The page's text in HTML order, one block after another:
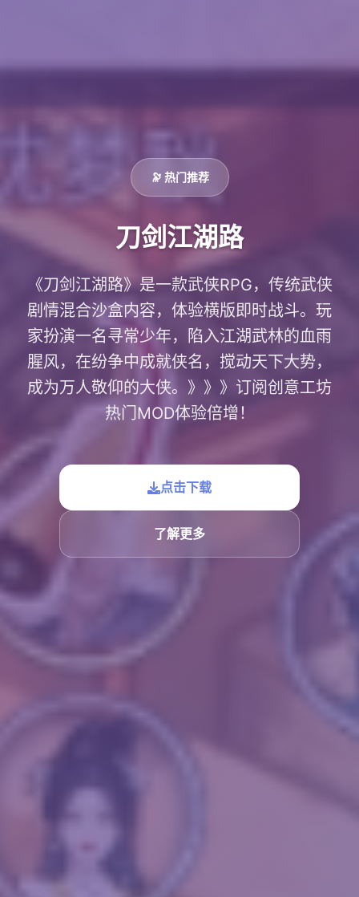
🔭 热门推荐
刀剑江湖路
《刀剑江湖路》是一款武侠RPG，传统武侠
剧情混合沙盒内容，体验横版即时战斗。玩
家扮演一名寻常少年，陷入江湖武林的血雨
腥风，在纷争中成就侠名，搅动天下大势，
成为万人敬仰的大侠。》》》订阅创意工坊
热门MOD体验倍增！
点击下载
了解更多